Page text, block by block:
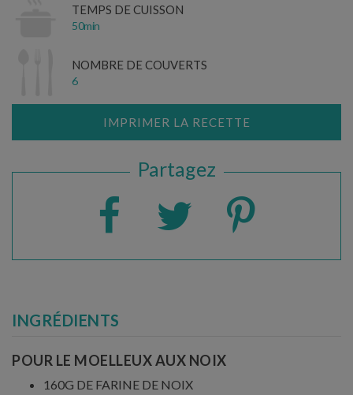
TEMPS DE CUISSON
50min
NOMBRE DE COUVERTS
6
IMPRIMER LA RECETTE
Partagez
INGRÉDIENTS
POUR LE MOELLEUX AUX NOIX
160G DE FARINE DE NOIX